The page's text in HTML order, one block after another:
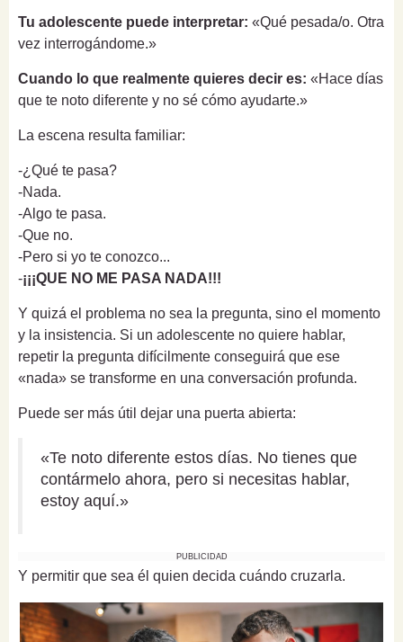
Tu adolescente puede interpretar: «Qué pesada/o. Otra
vez interrogándome.»
Cuando lo que realmente quieres decir es: «Hace días
que te noto diferente y no sé cómo ayudarte.»
La escena resulta familiar:
-¿Qué te pasa?
-Nada.
-Algo te pasa.
-Que no.
-Pero si yo te conozco...
-¡¡¡QUE NO ME PASA NADA!!!
Y quizá el problema no sea la pregunta, sino el momento
y la insistencia. Si un adolescente no quiere hablar,
repetir la pregunta difícilmente conseguirá que ese
«nada» se transforme en una conversación profunda.
Puede ser más útil dejar una puerta abierta:
«Te noto diferente estos días. No tienes que
contármelo ahora, pero si necesitas hablar,
estoy aquí.»
PUBLICIDAD
Y permitir que sea él quien decida cuándo cruzarla.